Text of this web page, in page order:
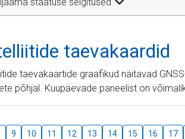
taevakaardid
taevakaartide graafikud näitavad
põhjal. Kuupäevade paneelist on
9 10 11 12 13 14 15 16 17